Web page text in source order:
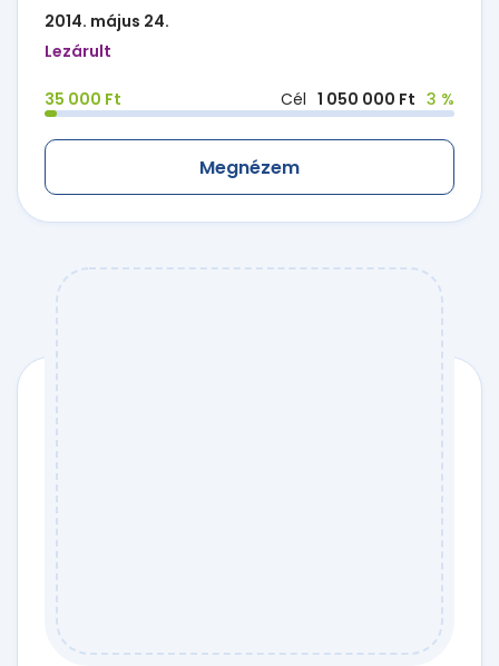
2014. május 24.
Lezárult
35 000 Ft Cél 1 050 000 Ft 3 %
Megnézem